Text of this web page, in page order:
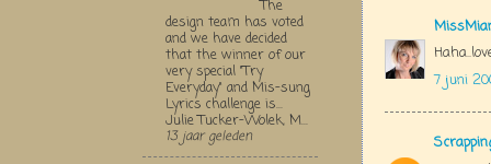
7 juni
The
design team has voted
and we have decided
that the winner of our
very special "Try
Everyday" and Mis-sung
Lyrics challenge is...
Julie Tucker-Wolek, M...
13 jaar geleden